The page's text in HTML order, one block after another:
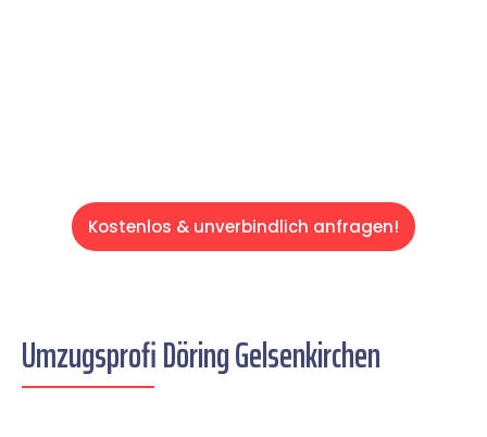
Kostenlos & unverbindlich anfragen!
Umzugsprofi Döring Gelsenkirchen